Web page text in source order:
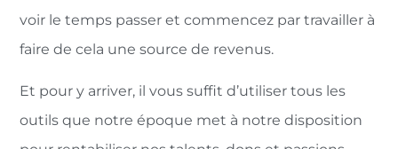
voir le temps passer et commencez par travailler à
faire de cela une source de revenus.
Et pour y arriver, il vous suffit d’utiliser tous les
outils que notre époque met à notre disposition